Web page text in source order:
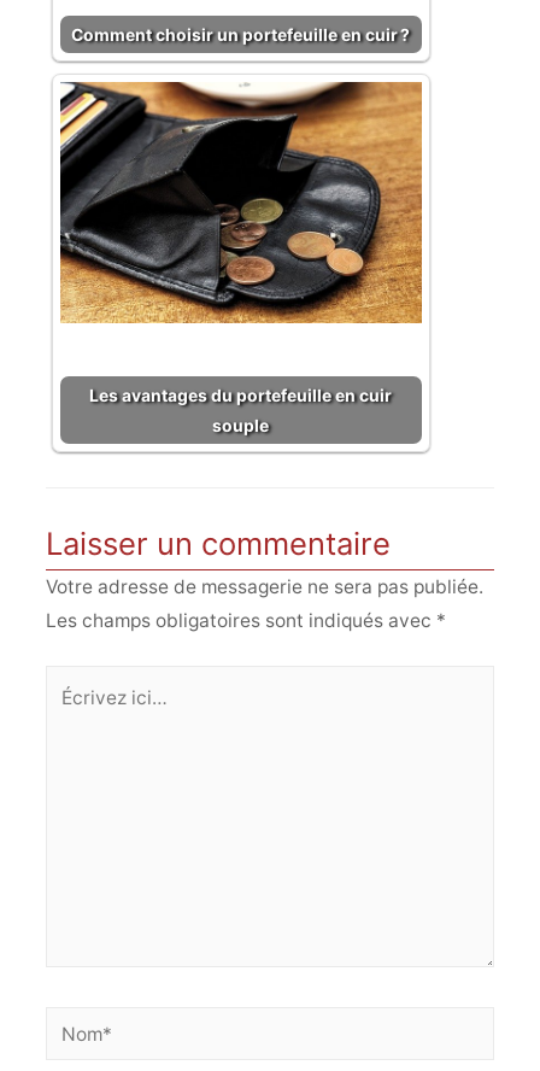
Comment choisir un portefeuille en cuir ?
Les avantages du portefeuille en cuir
souple
Laisser un commentaire
Votre adresse de messagerie ne sera pas publiée.
Les champs obligatoires sont indiqués avec *
Écrivez
Nom*